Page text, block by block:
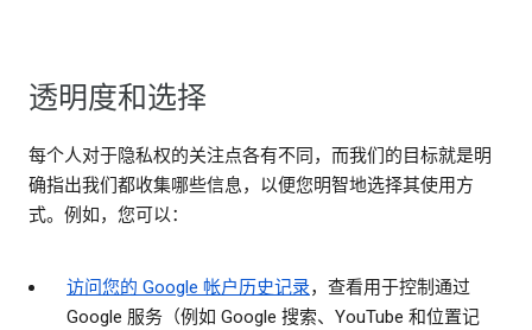
透明度和选择
每个人对于隐私权的关注点各有不同，而我们的目标就是明
确指出我们都收集哪些信息，以便您明智地选择其使用方
式。例如，您可以：
访问您的 Google 帐户历史记录，查看用于控制通过
Google 服务（例如 Google 搜索、YouTube 和位置记